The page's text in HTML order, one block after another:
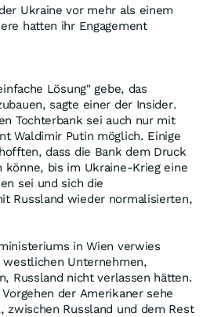
Ukraine vor mehr als einem
hatten ihr Engagement
Lösung" gebe, das
sagte einer der Insider.
Tochterbank sei auch nur mit
Waldimir Putin möglich. Einige
dass die Bank dem Druck
könne, bis im Ukraine-Krieg eine
sei und sich die
Russland wieder normalisierten,
in Wien verwies
Unternehmen,
Russland nicht verlassen hätten.
der Amerikaner sehe
zwischen Russland und dem Rest